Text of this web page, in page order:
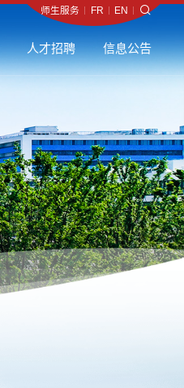
师生服务
师生服务
师生服务
师生服务
师生服务
师生服务
师生服务
师生服务
师生服务
师生服务
师生服务
师生服务
师生服务
师生服务
师生服务
师生服务
师生服务
师生服务
师生服务
师生服务
师生服务
师生服务
师生服务
师生服务
师生服务
师生服务
师生服务
师生服务
师生服务
师生服务
师生服务
师生服务
师生服务
师生服务
师生服务
师生服务
师生服务
师生服务
师生服务
师生服务
师生服务
师生服务
师生服务
师生服务
师生服务
师生服务
师生服务
师生服务
师生服务
师生服务
师生服务
师生服务
师生服务
师生服务
师生服务
师生服务
师生服务
师生服务
师生服务
师生服务
师生服务
师生服务
师生服务
师生服务
师生服务
师生服务
师生服务